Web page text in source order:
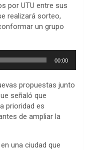
por UTU entre sus
realizará sorteo,
un grupo
00:00
propuestas junto
señaló que
prioridad es
de ampliar la
una ciudad que